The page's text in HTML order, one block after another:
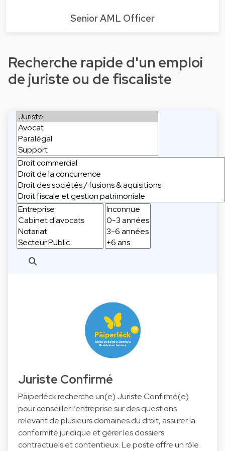
Senior AML Officer
Recherche rapide d'un emploi
de juriste ou de fiscaliste
Juriste Confirmé
Päiperléck recherche un(e) Juriste Confirmé(e)
pour conseiller l’entreprise sur des questions
relevant de plusieurs domaines du droit, assurer la
conformité juridique et gérer les dossiers
contractuels et contentieux. Le poste offre un rôle